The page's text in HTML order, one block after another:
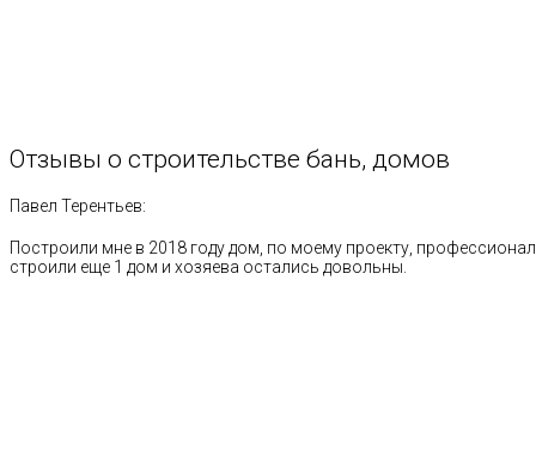
Отзывы о строительстве бань, домов
Павел Терентьев:
Построили мне в 2018 году дом, по моему проекту,
строили еще 1 дом и хозяева остались довольны.